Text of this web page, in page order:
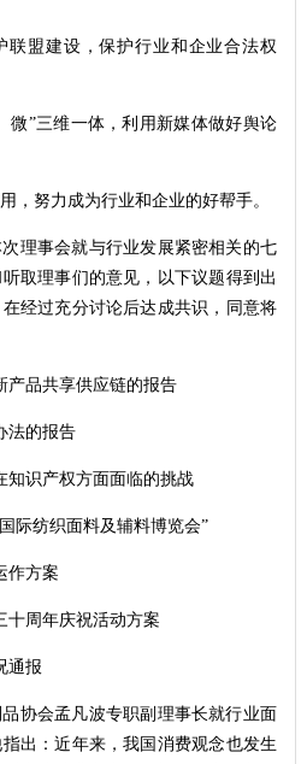
联盟建设，保护行业和企业合法权
微”三维一体，利用新媒体做好舆论
，努力成为行业和企业的好帮手。
理事会就与行业发展紧密相关的七
取理事们的意见，以下议题得到出
经过充分讨论后达成共识，同意将
产品共享供应链的报告
法的报告
知识产权方面面临的挑战
际纺织面料及辅料博览会”
作方案
十周年庆祝活动方案
通报
协会孟凡波专职副理事长就行业面
出：近年来，我国消费观念也发生